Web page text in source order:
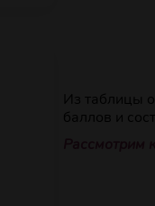
Из таблицы
баллов и